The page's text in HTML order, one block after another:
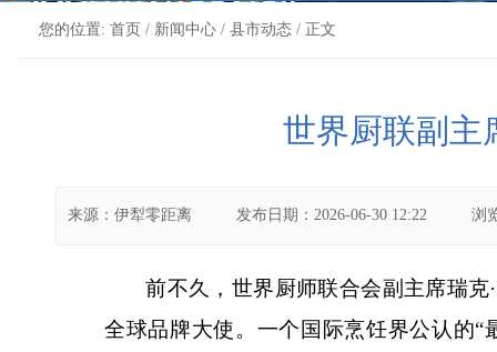
您的位置: 首页 / 新闻中心 / 县市动态 / 正文
世界厨联副主
来源： 伊犁零距离 发布日期： 2026-06-30 12:22 浏
前不久，世界厨师联合会副主席瑞克
全球品牌大使。一个国际烹饪界公认的